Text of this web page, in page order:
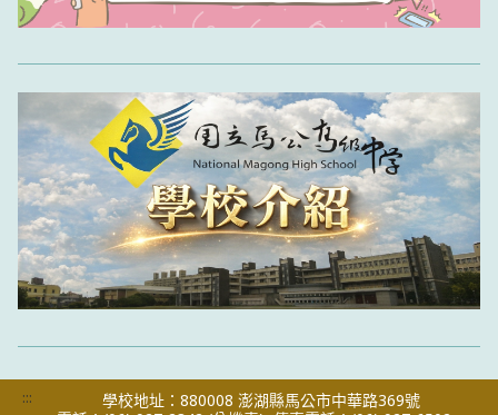
:::
學校地址：880008 澎湖縣馬公市中華路369號